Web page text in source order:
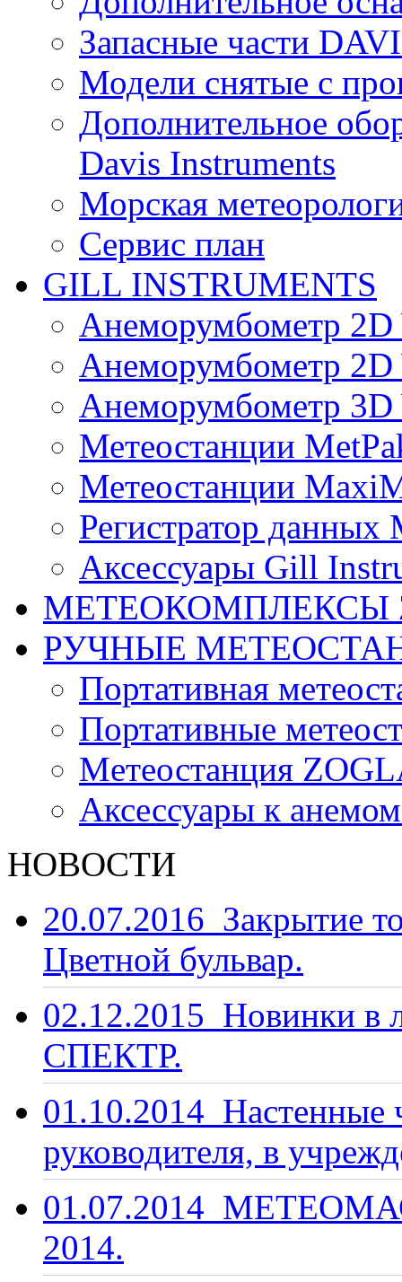
Запасные части
Модели снятые с
Дополнительное
Davis Instruments
Морская
Сервис план
GILL INSTRUMENTS
Анеморумбометр 2D
Анеморумбометр 2D
Анеморумбометр 3D
Метеостанции
Метеостанции
Регистратор данных
Аксессуары Gill
МЕТЕОКОМПЛЕКСЫ
РУЧНЫЕ
Портативная
Портативные
Mетеостанция
Аксессуары к
НОВОСТИ
20.07.2016 Закрытие
Цветной бульвар.
02.12.2015 Новинки в
СПЕКТР.
01.10.2014 Настенные
руководителя, в
01.07.2014
2014.